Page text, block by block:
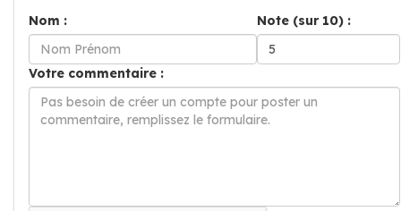
Nom :
Note (sur 10) :
Votre commentaire :